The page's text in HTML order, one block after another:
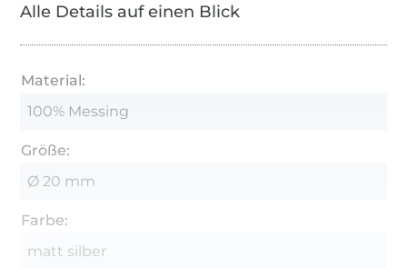
Alle Details auf einen Blick
Material:
100% Messing
Größe:
Ø 20 mm
Farbe:
matt silber